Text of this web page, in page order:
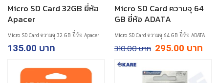
Micro SD Card 32GB ยี่ห้อ
Apacer
135.00
Micro SD Card ความจุ 32 GB ยี่ห้อ Apacer
Micro SD Card ความจุ 64
GB ยี่ห้อ ADATA
310.00 Original
price
295.00 price
Micro SD Card ความจุ 64 GB ยี่ห้อ ADATA